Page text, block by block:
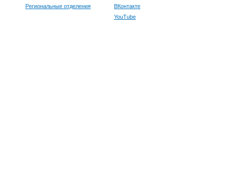
Региональные отделения
ВКонтакте
YouTube